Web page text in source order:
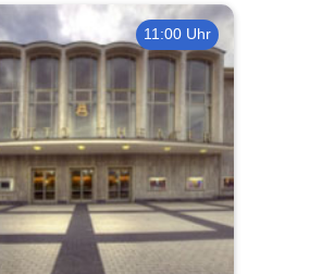
11:00 Uhr